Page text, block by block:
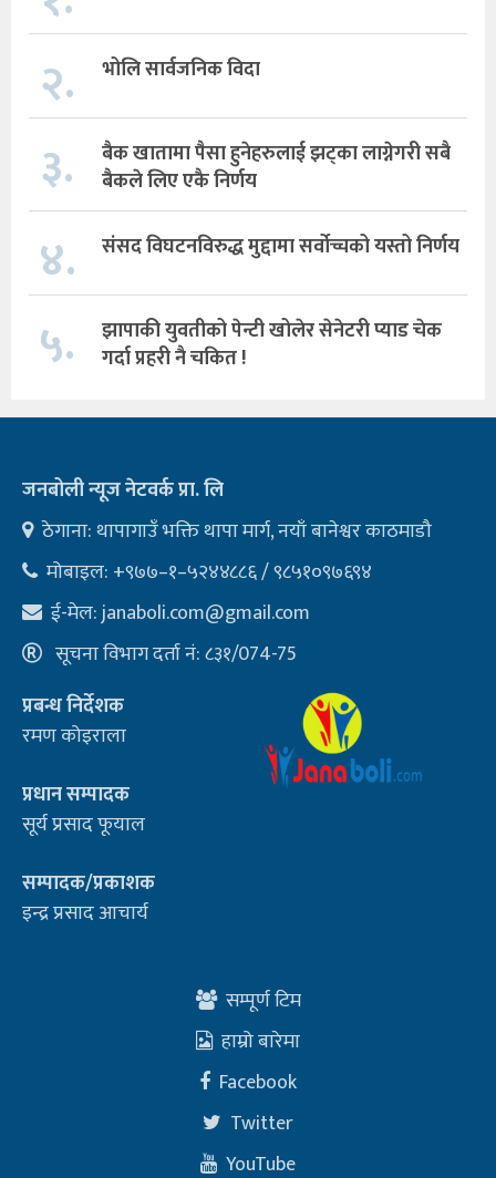
२. भोलि सार्वजनिक विदा
३.
बैक खातामा पैसा हुनेहरुलाई झट्का लाग्नेगरी सबै
बैकले लिए एकै निर्णय
४. संसद विघटनविरुद्ध मुद्दामा सर्वोच्चको यस्तो निर्णय
५.
झापाकी युवतीको पेन्टी खोलेर सेनेटरी प्याड चेक
गर्दा प्रहरी नै चकित !
जनबोली न्यूज नेटवर्क प्रा. लि
ठेगाना: थापागाउँ भक्ति थापा मार्ग, नयाँ बानेश्वर काठमाडौ
मोबाइल: +९७७–१–५२४४८८६ / ९८५१०९७६९४
ई-मेल:janaboli.com@gmail.com
सूचना विभाग दर्ता नं: ८३१/074-75
प्रबन्ध निर्देशक
रमण कोइराला
प्रधान सम्पादक
सूर्य प्रसाद फूयाल
सम्पादक/प्रकाशक
इन्द्र प्रसाद आचार्य
सम्पूर्ण टिम
हाम्रो बारेमा
Facebook
Twitter
YouTube